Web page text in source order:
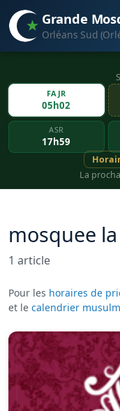
Grande
Orléans Sud
FAJR
05h02
ASR
17h59
La
mosquee
1 article
Pour les horaires de
et le calendrier